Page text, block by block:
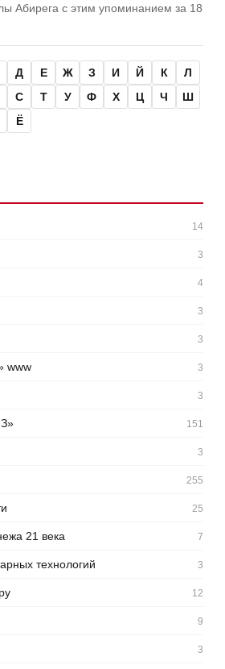
Абирега с этим упоминанием за 18
Д Е Ж З И Й К
Л
С Т У Ф Х Ц Ч
Ш
Ё
14
3
4
3
3
www 3
3
151
3
255
25
21 века 7
технологий 3
12
9
3